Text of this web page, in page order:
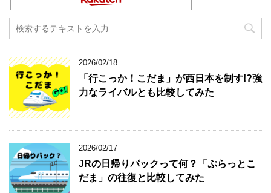
2026/02/18
「行こっか！こだま」が西日本を制す!?強
力なライバルとも比較してみた
2026/02/17
JRの日帰りパックって何？「ぷらっとこ
だま」の往復と比較してみた